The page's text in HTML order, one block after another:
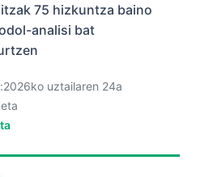
75 hizkuntza baino
analisi bat
2026ko uztailaren 24a